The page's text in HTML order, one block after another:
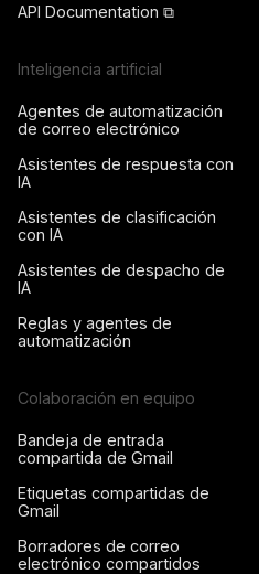
API Documentation ⧉
Inteligencia artificial
Agentes de automatización
de correo electrónico
Asistentes de respuesta con
IA
Asistentes de clasificación
con IA
Asistentes de despacho de
IA
Reglas y agentes de
automatización
Colaboración en equipo
Bandeja de entrada
compartida de Gmail
Etiquetas compartidas de
Gmail
Borradores de correo
electrónico compartidos